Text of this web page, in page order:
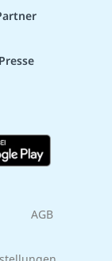
Presse
AGB